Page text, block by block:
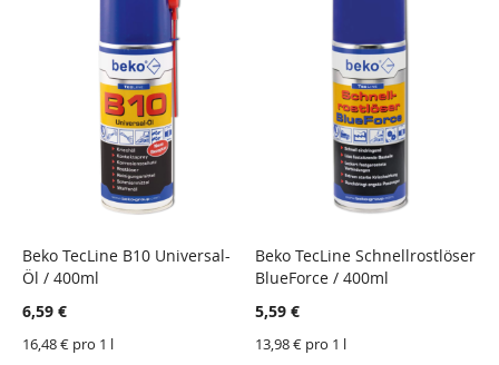
ZU ZU
Beko TecLine B10 Universal-
Öl / 400ml
6,59 €
16,48 € pro 1 l
ZU
ZU
Beko TecLine Schnellrostlöser
BlueForce / 400ml
5,59 €
13,98 € pro 1 l